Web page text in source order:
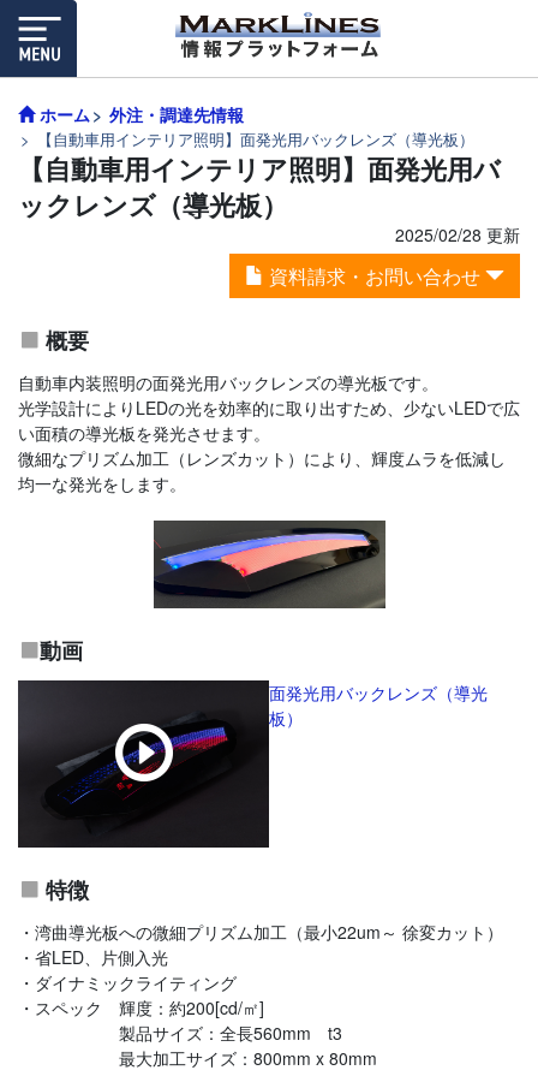
ホーム 外注・調達先情報
【自動車用インテリア照明】面発光用バックレンズ（導光板）
【自動車用インテリア照明】面発光用バ
ックレンズ（導光板）
2025/02/28 更新
資料請求・お問い合わせ
概要
自動車内装照明の面発光用バックレンズの導光板です。
光学設計によりLEDの光を効率的に取り出すため、少ないLEDで広
い面積の導光板を発光させます。
微細なプリズム加工（レンズカット）により、輝度ムラを低減し
均一な発光をします。
動画
面発光用バックレンズ（導光
板）
特徴
・湾曲導光板への微細プリズム加工（最小22um～ 徐変カット）
・省LED、片側入光
・ダイナミックライティング
・スペック 輝度：約200[cd/㎡]
製品サイズ：全長560mm t3
最大加工サイズ：800mm x 80mm